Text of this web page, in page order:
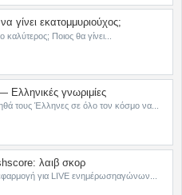
γίνει εκατομμυριούχος;
καλύτερος; Ποιος θα γίνει...
Ελληνικές γνωριμίες
τους Έλληνες σε όλο τον κόσμο να...
λαιβ σκορ
για LIVE ενημέρωσηαγώνων...